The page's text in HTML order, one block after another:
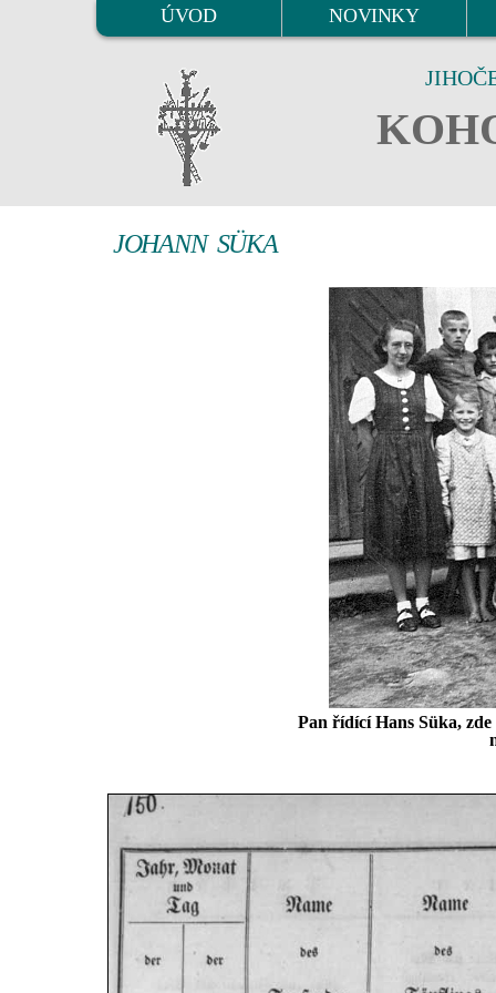
ÚVOD NOVINKY
JOHANN SÜKA
Pan řídící Hans Süka,